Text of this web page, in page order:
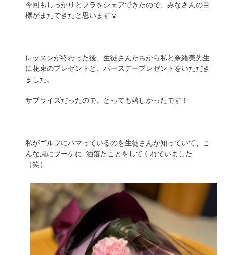
今回もしっかりとフラをシェアできたので、みなさんの目
標がまたできたと思います☺️
レッスンが終わった後、生徒さんたちから私と奈緒美先生
に花束のプレゼントと、バースデープレゼントをいただき
ました。
サプライズだったので、とっても嬉しかったです！
私がゴルフにハマっているのを生徒さんが知っていて、こ
んな風にブーケに..洒落たことをしてくれていました
（笑）